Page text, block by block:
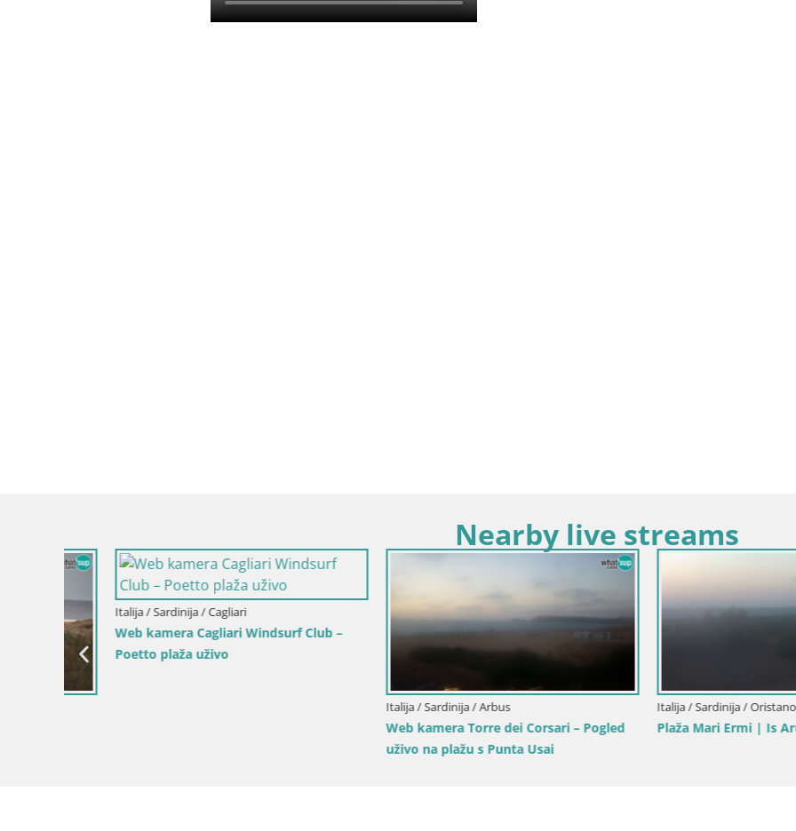
Nearby live streams
Italija / Sardinija / Cagliari
Web kamera Cagliari Windsurf Club –
Poetto plaža uživo
Italija / Sardinija / Arbus
Web kamera Torre dei Corsari – Pogled
uživo na plažu s Punta Usai
Italija / Sardinija / Oristano
Plaža Mari Ermi | Is Arutas –